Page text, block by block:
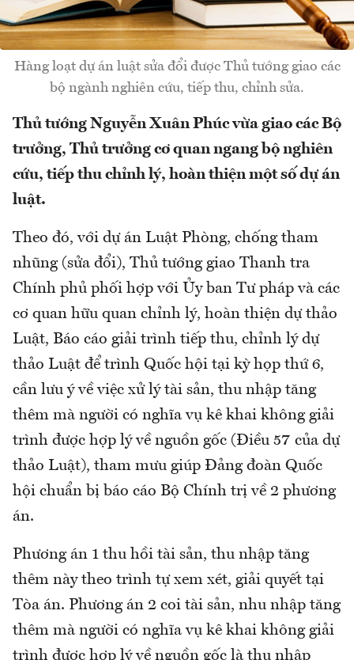
Hàng loạt dự án luật sửa đổi được Thủ tướng giao các
bộ ngành nghiên cứu, tiếp thu, chỉnh sửa.
Thủ tướng Nguyễn Xuân Phúc vừa giao các Bộ
trưởng, Thủ trưởng cơ quan ngang bộ nghiên
cứu, tiếp thu chỉnh lý, hoàn thiện một số dự án
luật.
Theo đó, với dự án Luật Phòng, chống tham
nhũng (sửa đổi), Thủ tướng giao Thanh tra
Chính phủ phối hợp với Ủy ban Tư pháp và các
cơ quan hữu quan chỉnh lý, hoàn thiện dự thảo
Luật, Báo cáo giải trình tiếp thu, chỉnh lý dự
thảo Luật để trình Quốc hội tại kỳ họp thứ 6,
cần lưu ý về việc xử lý tài sản, thu nhập tăng
thêm mà người có nghĩa vụ kê khai không giải
trình được hợp lý về nguồn gốc (Điều 57 của dự
thảo Luật), tham mưu giúp Đảng đoàn Quốc
hội chuẩn bị báo cáo Bộ Chính trị về 2 phương
án.
Phương án 1 thu hồi tài sản, thu nhập tăng
thêm này theo trình tự xem xét, giải quyết tại
Tòa án. Phương án 2 coi tài sản, nhu nhập tăng
thêm mà người có nghĩa vụ kê khai không giải
trình được hợp lý về nguồn gốc là thu nhập